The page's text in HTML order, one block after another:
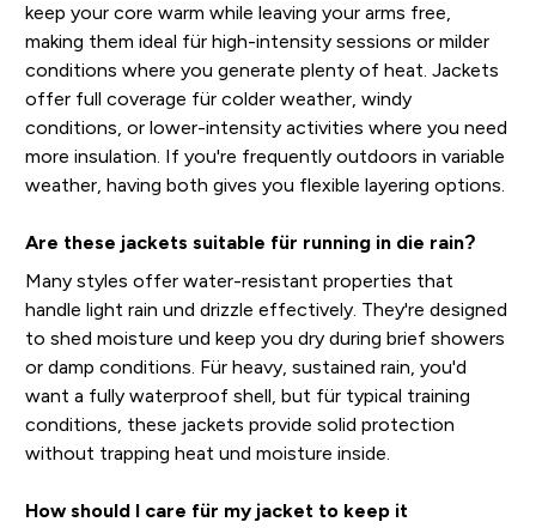
keep your core warm while leaving your arms free,
making them ideal für high-intensity sessions or milder
conditions where you generate plenty of heat. Jackets
offer full coverage für colder weather, windy
conditions, or lower-intensity activities where you need
more insulation. If you're frequently outdoors in variable
weather, having both gives you flexible layering options.
Are these jackets suitable für running in die rain?
Many styles offer water-resistant properties that
handle light rain und drizzle effectively. They're designed
to shed moisture und keep you dry during brief showers
or damp conditions. Für heavy, sustained rain, you'd
want a fully waterproof shell, but für typical training
conditions, these jackets provide solid protection
without trapping heat und moisture inside.
How should I care für my jacket to keep it